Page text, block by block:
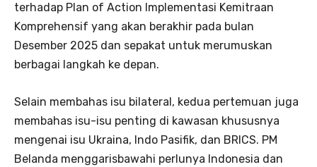
terhadap Plan of Action Implementasi Kemitraan
Komprehensif yang akan berakhir pada bulan
Desember 2025 dan sepakat untuk merumuskan
berbagai langkah ke depan.
Selain membahas isu bilateral, kedua pertemuan juga
membahas isu-isu penting di kawasan khususnya
mengenai isu Ukraina, Indo Pasifik, dan BRICS. PM
Belanda menggarisbawahi perlunya Indonesia dan